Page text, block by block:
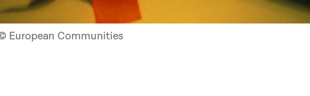
European Communities